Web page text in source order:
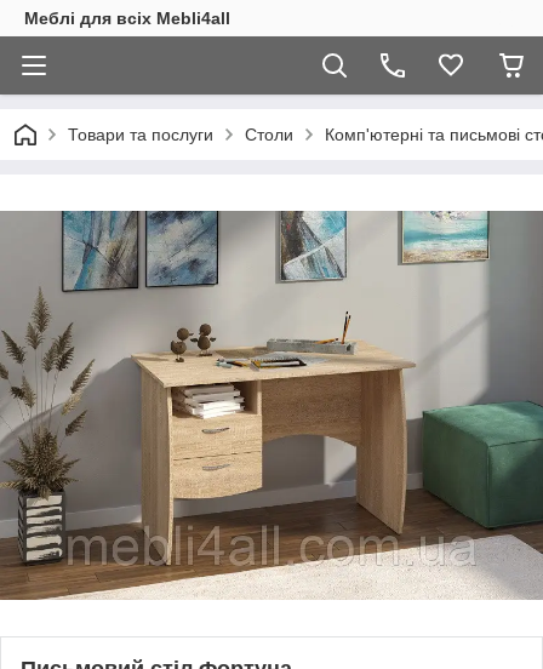
Меблі для всіх Mebli4all
Товари та послуги Столи Комп'ютерні та письмові